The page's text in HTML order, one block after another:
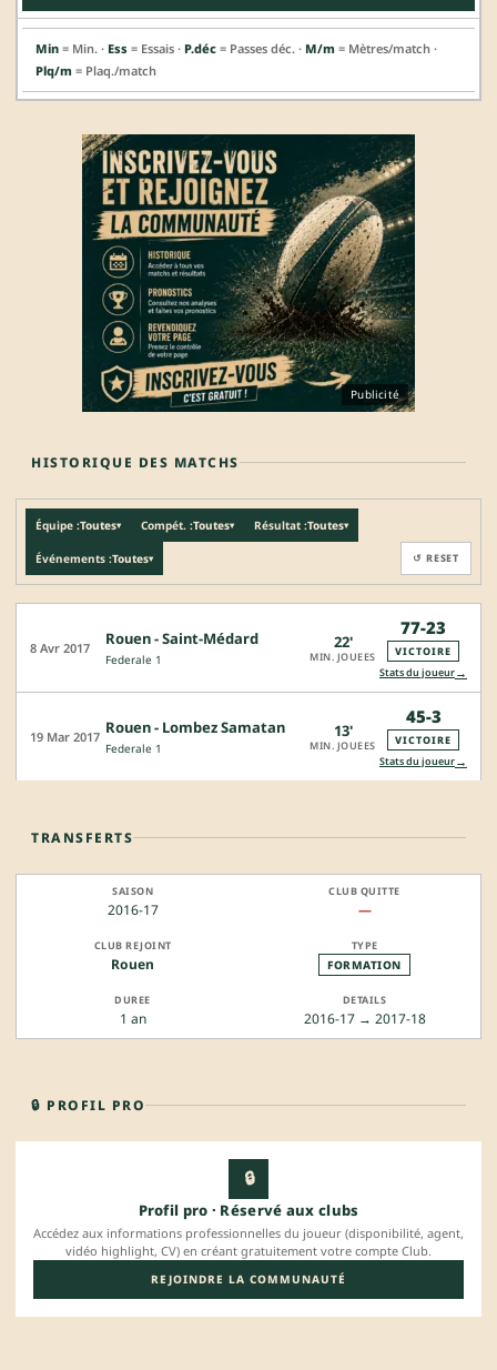
Min = Min. · Ess = Essais · P.déc = Passes déc. · M/m = Mètres/match ·
Plq/m = Plaq./match
Publicité
HISTORIQUE DES MATCHS
Équipe :Toutes▾ Compét. :Toutes▾ Résultat :Toutes▾
Événements :Toutes▾ ↺ RESET
8 Avr 2017 Rouen - Saint-Médard
Federale 1
22'
MIN. JOUEES
77-23
VICTOIRE
Stats du joueur→
19 Mar 2017 Rouen - Lombez Samatan
Federale 1
13'
MIN. JOUEES
45-3
VICTOIRE
Stats du joueur→
TRANSFERTS
2016-17 —
Rouen FORMATION
1 an 2016-17 → 2017-18
🔒 PROFIL PRO
🔒
Profil pro · Réservé aux clubs
Accédez aux informations professionnelles du joueur (disponibilité, agent,
vidéo highlight, CV) en créant gratuitement votre compte Club.
REJOINDRE LA COMMUNAUTÉ